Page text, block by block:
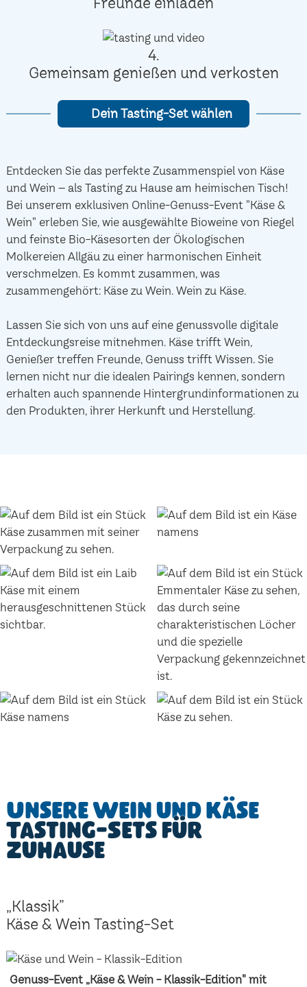
4.
Gemeinsam genießen und verkosten
Dein Tasting-Set wählen
Entdecken Sie das perfekte Zusammenspiel von Käse
und Wein – als Tasting zu Hause am heimischen Tisch!
Bei unserem exklusiven Online-Genuss-Event "Käse &
Wein" erleben Sie, wie ausgewählte Bioweine von Riegel
und feinste Bio-Käsesorten der Ökologischen
Molkereien Allgäu zu einer harmonischen Einheit
verschmelzen. Es kommt zusammen, was
zusammengehört: Käse zu Wein. Wein zu Käse.
Lassen Sie sich von uns auf eine genussvolle digitale
Entdeckungsreise mitnehmen. Käse trifft Wein,
Genießer treffen Freunde, Genuss trifft Wissen. Sie
lernen nicht nur die idealen Pairings kennen, sondern
erhalten auch spannende Hintergrundinformationen zu
den Produkten, ihrer Herkunft und Herstellung.
Unsere Wein und Käse
Tasting-Sets für
Zuhause
„Klassik”
Käse & Wein Tasting-Set
Genuss-Event „Käse & Wein - Klassik-Edition" mit